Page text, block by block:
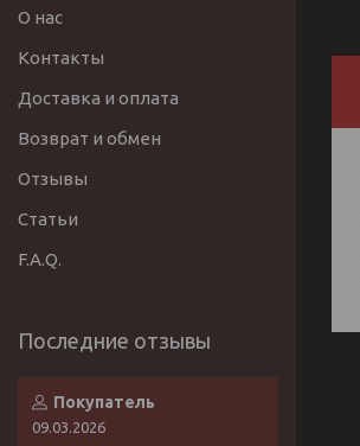
О нас
Контакты
Доставка и оплата
Возврат и обмен
Отзывы
Статьи
F.A.Q.
Покупатель
09.03.2026